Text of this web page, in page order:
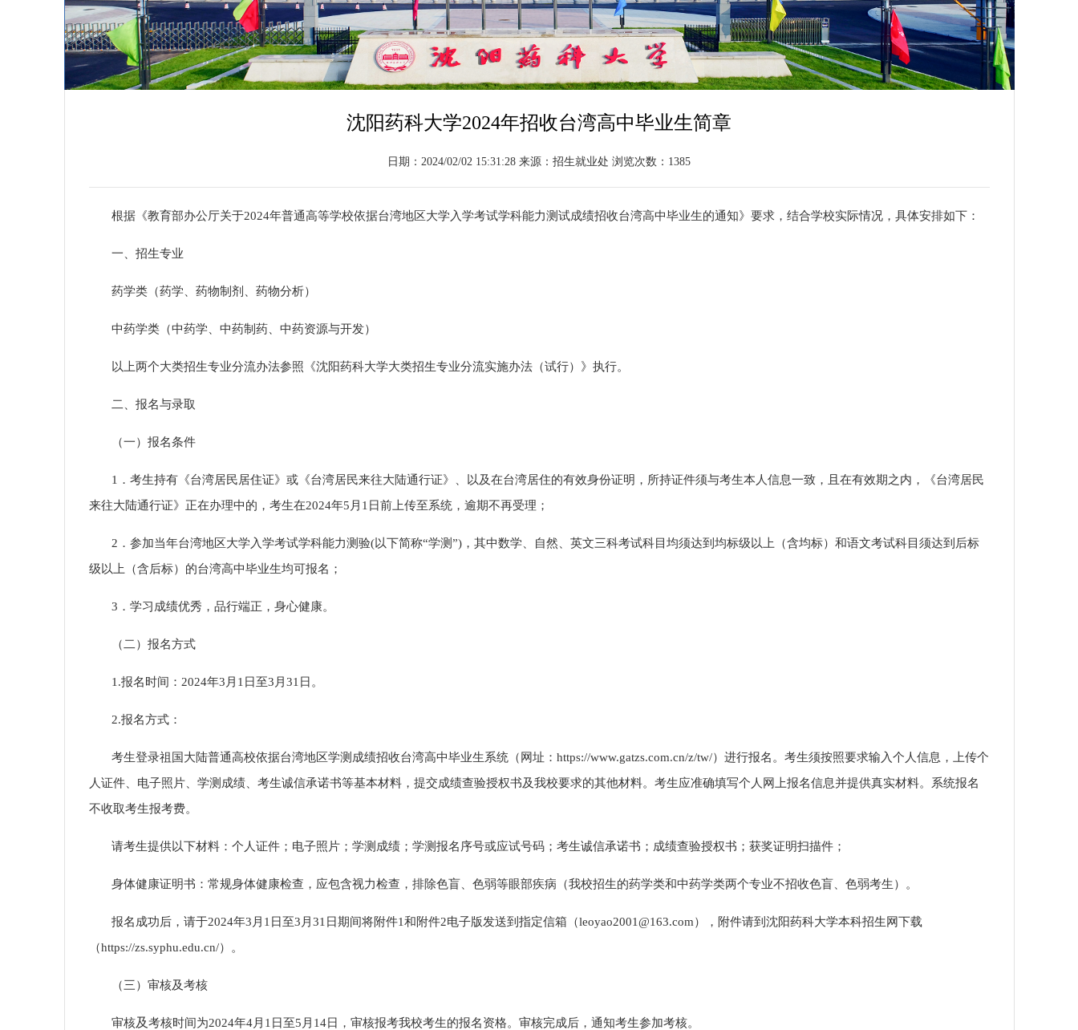
招生公告 首页 招生公告 > 正文
沈阳药科大学2024年招收台湾高中毕业生简章
日期：2024/02/02 15:31:28 来源：招生就业处 浏览次数： 1385
根据《教育部办公厅关于2024年普通高等学校依据台湾地区大学入学考试学科能力测试成绩招收台湾高中毕业生的通知》 要求，结合学校实际情况，具体安排如下：
一、招生专业
药学类（药学、药物制剂、药物分析）
中药学类（中药学、中药制药、中药资源与开发）
以上两个大类招生专业分流办法参照《沈阳药科大学大类招生专业分流实施办法（试行）》执行。
二、报名与录取
（一）报名条件
1． 考生持有《台湾居民居住证》或《台湾居民来往大陆通行证》 以及在台湾居住的有效身份证明，所持证件须与考生本人信息一致，且 在有效期之内 ，
《台湾居民
来往大陆通行证》 正在办理中的，考生在2024年5月1日前上传至系统，逾期不再受理 ；
2．参加当年台湾地区大学入学考试学科能力测验(以下简称“学测”)，其中数学、 自然 英文三科考试科目均须达到均标级以上（含均标）和语文考试科目须达到后标
级以上（含后标）的台湾高中毕业生均可报名 ；
3．学习成绩优秀，品行端正，身心健康。
（二）报名方式
1.报名时间： 2024年3月1日至3月31日 。
2.报名方式：
考生登录祖国大陆普通高校依据台湾地区学测成绩招收台湾高中毕业生系统（网址： https://www.gatzs.com.cn/z/tw/）进行报名。考生须按照要求输入个人信息，上传个
人证件、电子照片、学测成绩、考生诚信承诺书等基本材料，提交成绩查验授权书及我校要求的其他材料。考生应准确填写个人网上报名信息并提供真实材料。系统报名
不收取考生报考费。
请考生提供以下材料： 个人证件；电子照片； 学测成绩； 学测报名序号或应试号码；考生诚信承诺书；成绩查验授权书； 获奖证明扫描件；
身体健康证明书 ： 常规身体健康检查，应包含视力检查，排除色盲、色弱等眼部疾病 （我校招生的药学类和中药学类两个专业不招收色盲、色弱考生）。
报名成功后，请于2024年3月1日至3月31日期间将附件1和附件2电子版发送到指定信箱（leoyao2001@163.com），附件请到沈阳药科大学本科招生网下载
（https://zs.syphu.edu.cn/）。
（三）审核及考核
审核及考核时间为2024年4月1日至5月14日，审核报考我校考生的报名资格。审核完成后，通知考生参加考核。